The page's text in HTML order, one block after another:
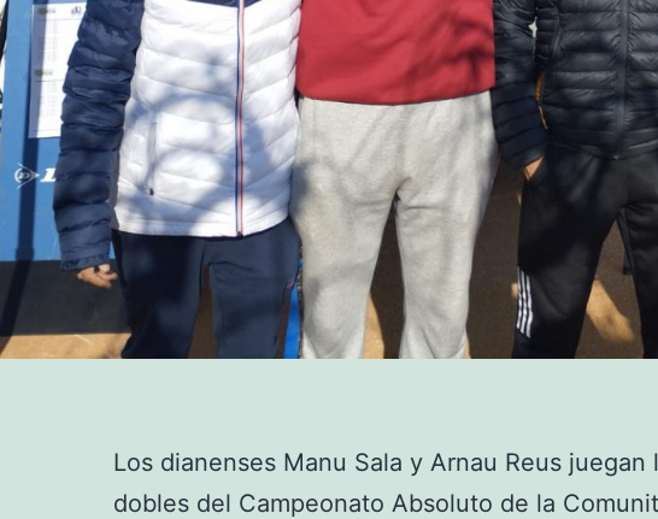
Los dianenses Manu Sala y Arnau Reus juegan
dobles del Campeonato Absoluto de la